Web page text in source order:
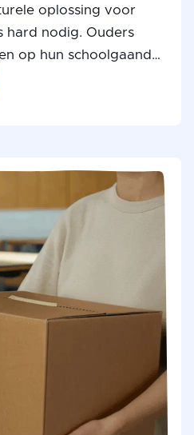
kinderen
ervaren
stress
oplossing voor
nodig. Ouders
op hun schoolgaande
Dat
het Rode Kruis
gevoel naar
dan de helft van
stress. Toch is
dan een kwart
Structurele
blijven hard